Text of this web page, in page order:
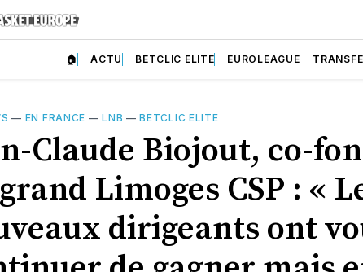
🏠 ACTU BETCLIC ELITE EUROLEAGUE
— EN FRANCE —LNB —BETCLIC ELITE
Claude Biojout, co-
Limoges CSP : «
dirigeants ont